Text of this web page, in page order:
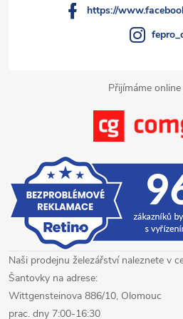
Přijímáme
https://
Naši prodejnu železářství naleznete v
Šantovky na adrese:
Wittgensteinova 886/10, Olomouc
prac. dny 7:00-16:30